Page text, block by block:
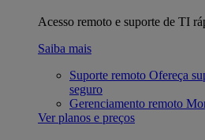
Acesso remoto e suporte de TI
Saiba mais
Suporte remoto Ofereça
seguro
Gerenciamento remoto
Ver planos e preços